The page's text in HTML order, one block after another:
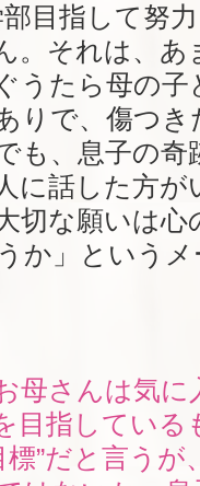
部目指して努
。それは、あ
うたら母の子
りで、傷つ
も、息子の奇
に話した方が
切な願いは心
か」という
母さんは気
目指している
標”だと言う